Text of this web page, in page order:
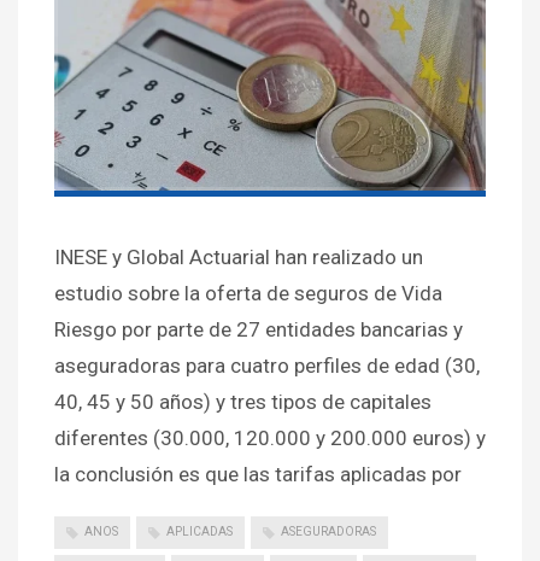
INESE y Global Actuarial han realizado un
estudio sobre la oferta de seguros de Vida
Riesgo por parte de 27 entidades bancarias y
aseguradoras para cuatro perfiles de edad (30,
40, 45 y 50 años) y tres tipos de capitales
diferentes (30.000, 120.000 y 200.000 euros) y
la conclusión es que las tarifas aplicadas por
ANOS APLICADAS ASEGURADORAS